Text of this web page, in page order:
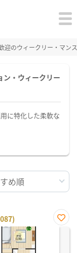
迎のウィークリー・マン
ン・ウィークリー
に特化した柔軟な
お気